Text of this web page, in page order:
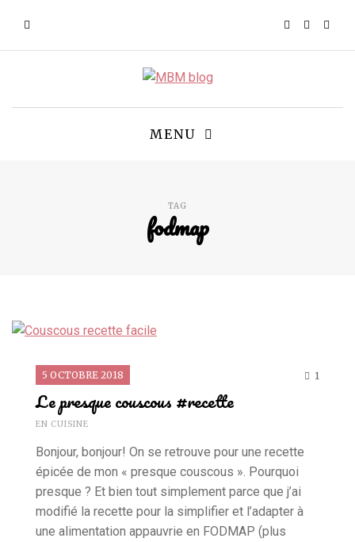
MENU
TAG
fodmap
5 OCTOBRE 2018 1
Le presque couscous #recette
EN CUISINE
Bonjour, bonjour! On se retrouve pour une recette
épicée de mon « presque couscous ». Pourquoi
presque ? Et bien tout simplement parce que j’ai
modifié la recette pour la simplifier et l’adapter à
une alimentation appauvrie en FODMAP (plus